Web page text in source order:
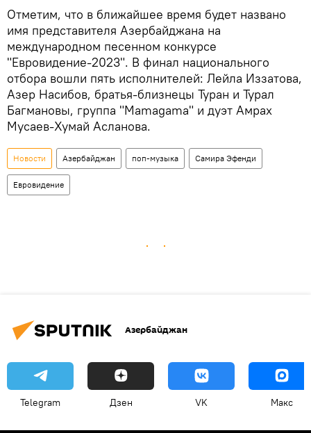
Отметим, что в ближайшее время будет названо
имя представителя Азербайджана на
международном песенном конкурсе
"Евровидение-2023". В финал национального
отбора вошли пять исполнителей: Лейла Иззатова,
Азер Насибов, братья-близнецы Туран и Турал
Багмановы, группа "Mamagama" и дуэт Амрах
Мусаев-Хумай Асланова.
Новости Азербайджан поп-музыка Самира Эфенди
Евровидение
Азербайджан
Telegram Дзен VK Макс